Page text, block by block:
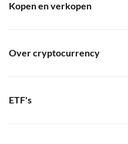
Kopen en verkopen
Over cryptocurrency
ETF's